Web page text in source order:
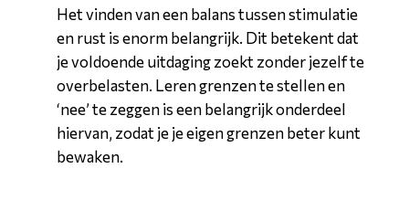
Het vinden van een balans tussen stimulatie
en rust is enorm belangrijk. Dit betekent dat
je voldoende uitdaging zoekt zonder jezelf te
overbelasten. Leren grenzen te stellen en
‘nee’ te zeggen is een belangrijk onderdeel
hiervan, zodat je je eigen grenzen beter kunt
bewaken.